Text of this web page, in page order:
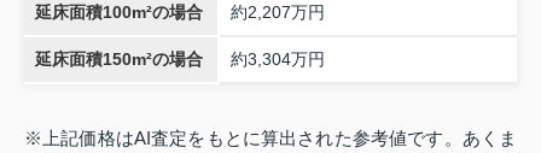
延床面積100m²の場合 約2,207万円
延床面積150m²の場合 約3,304万円
※上記価格はAI査定をもとに算出された参考値です。あくま